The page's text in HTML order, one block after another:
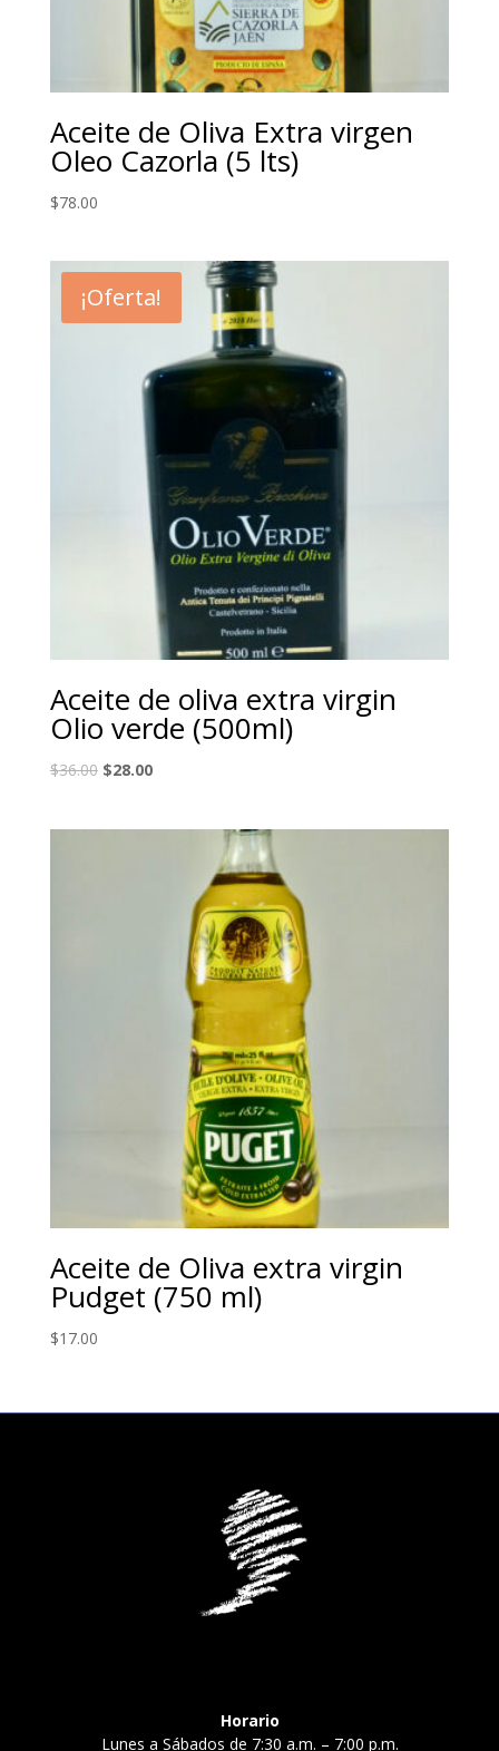
Aceite de Oliva Extra virgen
Oleo Cazorla (5 lts)
$78.00
¡Oferta!
Aceite de oliva extra virgin
Olio verde (500ml)
$36.00 $28.00
Aceite de Oliva extra virgin
Pudget (750 ml)
$17.00
Horario
Lunes a Sábados de 7:30 a.m. – 7:00 p.m.